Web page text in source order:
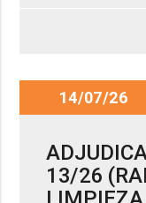
14/07/26
13/26